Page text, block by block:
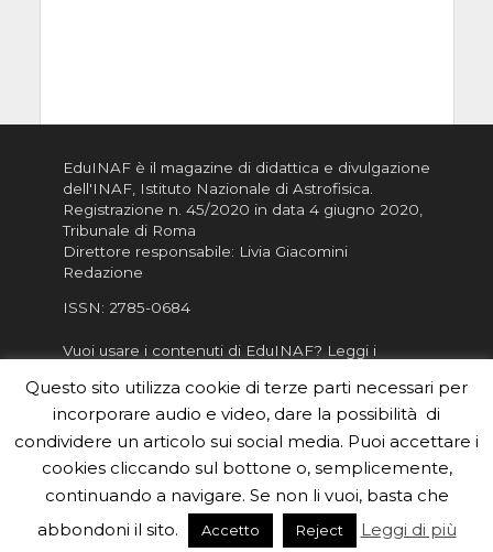
EduINAF è il magazine di didattica e divulgazione
dell'INAF, Istituto Nazionale di Astrofisica
Registrazione n. 45/2020 in data 4 giugno 2020,
Tribunale di Roma
Direttore responsabile: Livia Giacomini
Redazione
ISSN: 2785-0684
Vuoi usare i contenuti di EduINAF? Leggi i
Informativa sulla Privacy
Informatva sui Cookie
Per la rubrica de l'Astronomo risponde, per
inviarci le tue foto o i tuoi contributi, scrivici a
redazione.edu [chiocciola] inaf.it oppure
il form
Questo sito utilizza cookie di terze parti necessari per
incorporare audio e video, dare la possibilità di
condividere un articolo sui social media. Puoi accettare i
cookies cliccando sul bottone o, semplicemente,
continuando a navigare. Se non li vuoi, basta che
abbondoni il sito.
Accetto Reject Leggi di più